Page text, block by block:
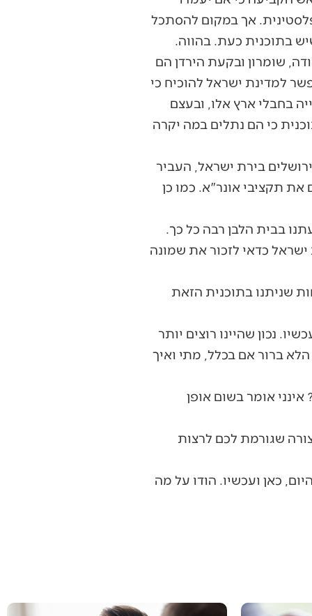
אך במקום להסתכל
בתוכנית כעת. בהווה.
שומרון ובקעת הירדן הם
למדינת ישראל להוכיח כי
בחבלי ארץ אלו, ובעצם
כי הם נתלים במה יקרה
בירת ישראל, העביר
תקציבי אונר"א. כמו כן
בבית הלבן רבה כל כך.
כדאי לזכור את שמונה
שניתנו בתוכנית הזאת
נכון שהיינו רוצים יותר
ברור אם בכלל, מתי ואיך
אומר בשום אופן
שגורמת לכם לרצות
כאן ועכשיו. הודו על מה